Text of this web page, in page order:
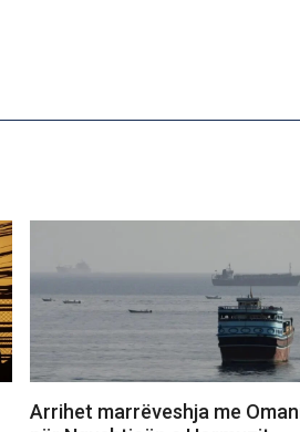
Arrihet marrëveshja me